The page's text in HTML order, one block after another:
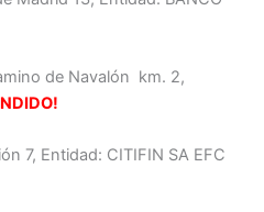
de Navalón km. 2,
7, Entidad: CITIFIN SA EFC